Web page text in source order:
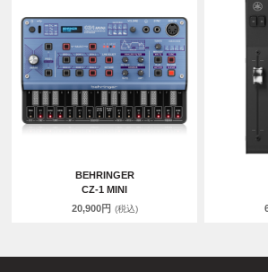
BEHRINGER
CZ-1 MINI
20,900円 (税込)